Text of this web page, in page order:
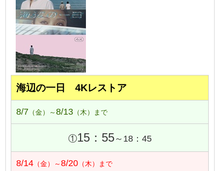
海辺の一日 4Kレストア
8/7 （金）～8/13 （木）まで
①15：55～18：45
8/14 （金）～8/20 （木）まで